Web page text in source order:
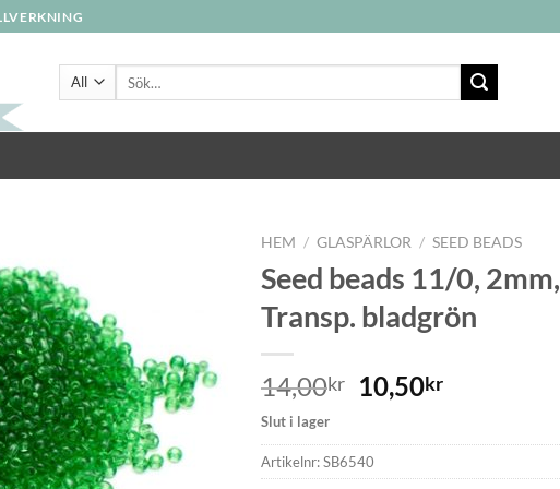
HEM / GLASPÄRLOR / SEED BEADS
Seed beads 11/0, 2mm,
Transp. bladgrön
14,00kr 10,50kr
Slut i lager
Artikelnr:SB6540